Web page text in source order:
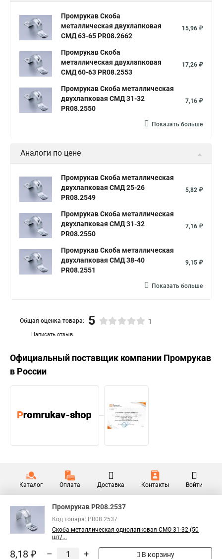
Промрукав Скоба
металлическая двухлапковая
СМД 63-65 PR08.2662
15,96 ₽
Промрукав Скоба
металлическая двухлапковая
СМД 60-63 PR08.2553
17,26 ₽
Промрукав Скоба металлическая
двухлапковая СМД 31-32
PR08.2550
7,16 ₽
Показать больше
Аналоги по цене
Промрукав Скоба металлическая
двухлапковая СМД 25-26
PR08.2549
5,82 ₽
Промрукав Скоба металлическая
двухлапковая СМД 31-32
PR08.2550
7,16 ₽
Промрукав Скоба металлическая
двухлапковая СМД 38-40
PR08.2551
9,15 ₽
Показать больше
Написать отзыв
Общая оценка товара: 5 1
Официальный поставщик компании Промрукав
в России
Каталог Оплата Доставка Контакты Войти
Промрукав PR08.2537
Код товара: PR08.2537
Скоба металлическая однолапковая СМО 31-32 (50
шт/...
8,18 ₽ – + В корзину